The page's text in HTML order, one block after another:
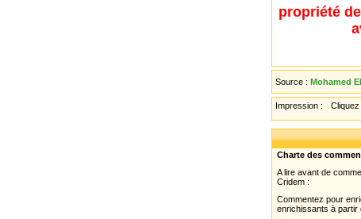
propriété
Source : Mohamed
Impression :
Charte des
A lire avant de
Cridem :
Commentez pour
enrichissants à partir